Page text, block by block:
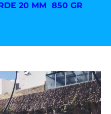
20 MM 850 GR